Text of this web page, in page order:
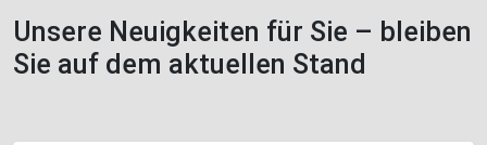
Unsere Neuigkeiten für Sie – bleiben
Sie auf dem aktuellen Stand